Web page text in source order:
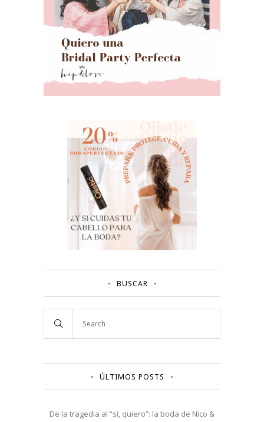
BUSCAR
ÚLTIMOS POSTS
De la tragedia al “sí, quiero”: la boda de Nico &